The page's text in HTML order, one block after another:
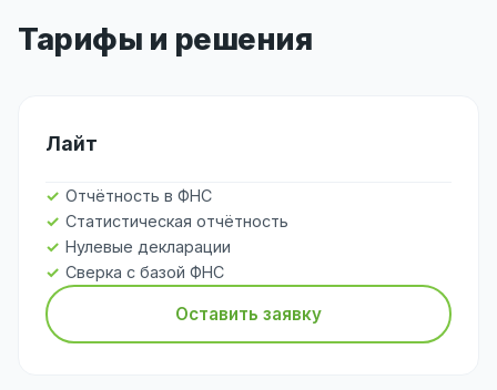
Тарифы и решения
Лайт
Отчётность в ФНС
Статистическая отчётность
Нулевые декларации
Сверка с базой ФНС
Оставить заявку